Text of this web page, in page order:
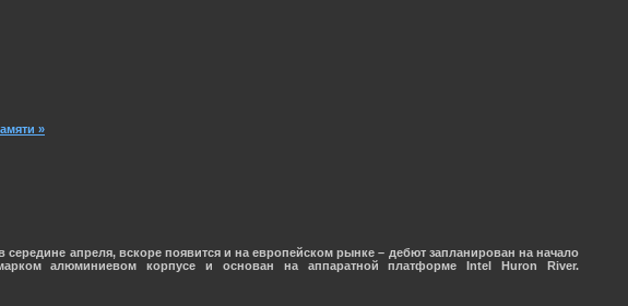
»
середине апреля, вскоре появится и на европейском рынке – дебют запланирован на начало
алюминиевом корпусе и основан на аппаратной платформе Intel Huron River.